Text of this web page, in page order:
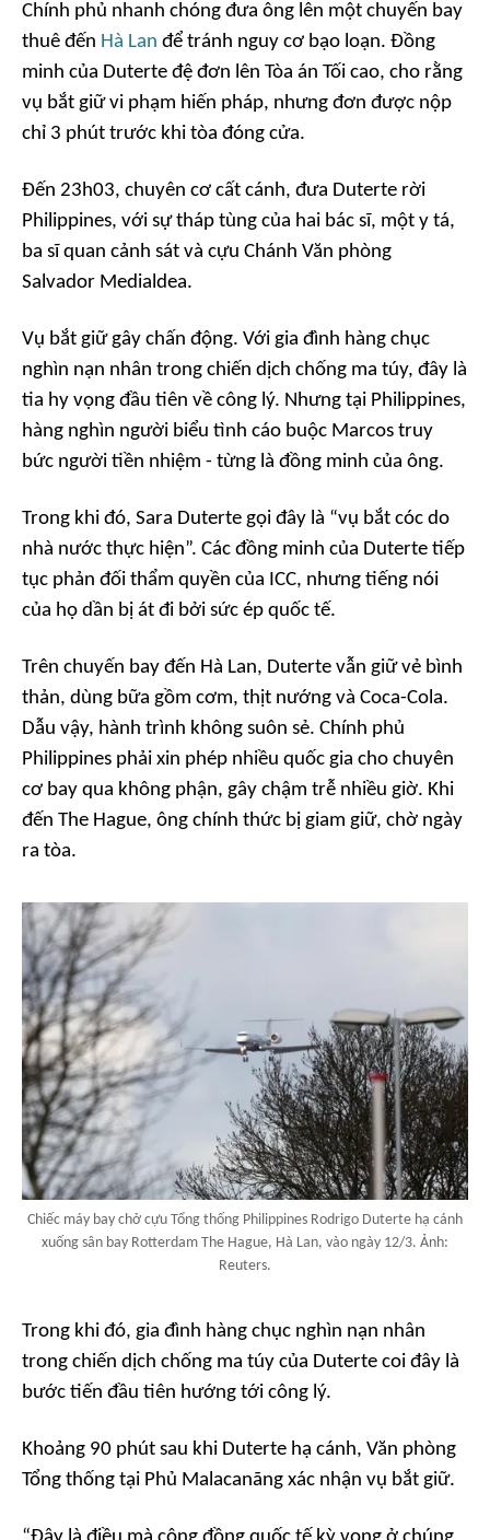
Chính phủ nhanh chóng đưa ông lên một chuyến bay
thuê đến Hà Lan để tránh nguy cơ bạo loạn. Đồng
minh của Duterte đệ đơn lên Tòa án Tối cao, cho rằng
vụ bắt giữ vi phạm hiến pháp, nhưng đơn được nộp
chỉ 3 phút trước khi tòa đóng cửa.
Đến 23h03, chuyên cơ cất cánh, đưa Duterte rời
Philippines, với sự tháp tùng của hai bác sĩ, một y tá,
ba sĩ quan cảnh sát và cựu Chánh Văn phòng
Salvador Medialdea.
Vụ bắt giữ gây chấn động. Với gia đình hàng chục
nghìn nạn nhân trong chiến dịch chống ma túy, đây là
tia hy vọng đầu tiên về công lý. Nhưng tại Philippines,
hàng nghìn người biểu tình cáo buộc Marcos truy
bức người tiền nhiệm - từng là đồng minh của ông.
Trong khi đó, Sara Duterte gọi đây là “vụ bắt cóc do
nhà nước thực hiện”. Các đồng minh của Duterte tiếp
tục phản đối thẩm quyền của ICC, nhưng tiếng nói
của họ dần bị át đi bởi sức ép quốc tế.
Trên chuyến bay đến Hà Lan, Duterte vẫn giữ vẻ bình
thản, dùng bữa gồm cơm, thịt nướng và Coca-Cola.
Dẫu vậy, hành trình không suôn sẻ. Chính phủ
Philippines phải xin phép nhiều quốc gia cho chuyên
cơ bay qua không phận, gây chậm trễ nhiều giờ. Khi
đến The Hague, ông chính thức bị giam giữ, chờ ngày
ra tòa.
Chiếc máy bay chở cựu Tổng thống Philippines Rodrigo Duterte hạ cánh
xuống sân bay Rotterdam The Hague, Hà Lan, vào ngày 12/3. Ảnh:
Reuters.
Trong khi đó, gia đình hàng chục nghìn nạn nhân
trong chiến dịch chống ma túy của Duterte coi đây là
bước tiến đầu tiên hướng tới công lý.
Khoảng 90 phút sau khi Duterte hạ cánh, Văn phòng
Tổng thống tại Phủ Malacanãng xác nhận vụ bắt giữ.